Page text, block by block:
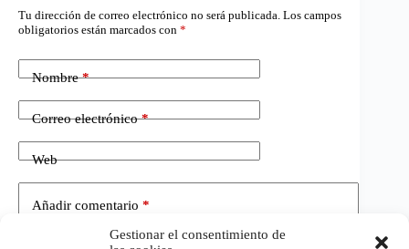
Gestionar el consentimiento de
Tu dirección de correo electrónico no será publicada. Los campos
obligatorios están marcados con *
Nombre*
Correo electrónico*
Web
Añadir comentario *